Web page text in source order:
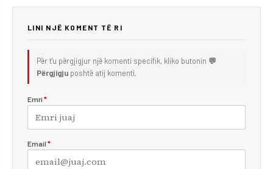
LINI NJË KOMENT TË RI
Për t'u përgjigjur një komenti specifik, kliko butonin 💬
Përgjigju poshtë atij komenti.
Emri *
Email *